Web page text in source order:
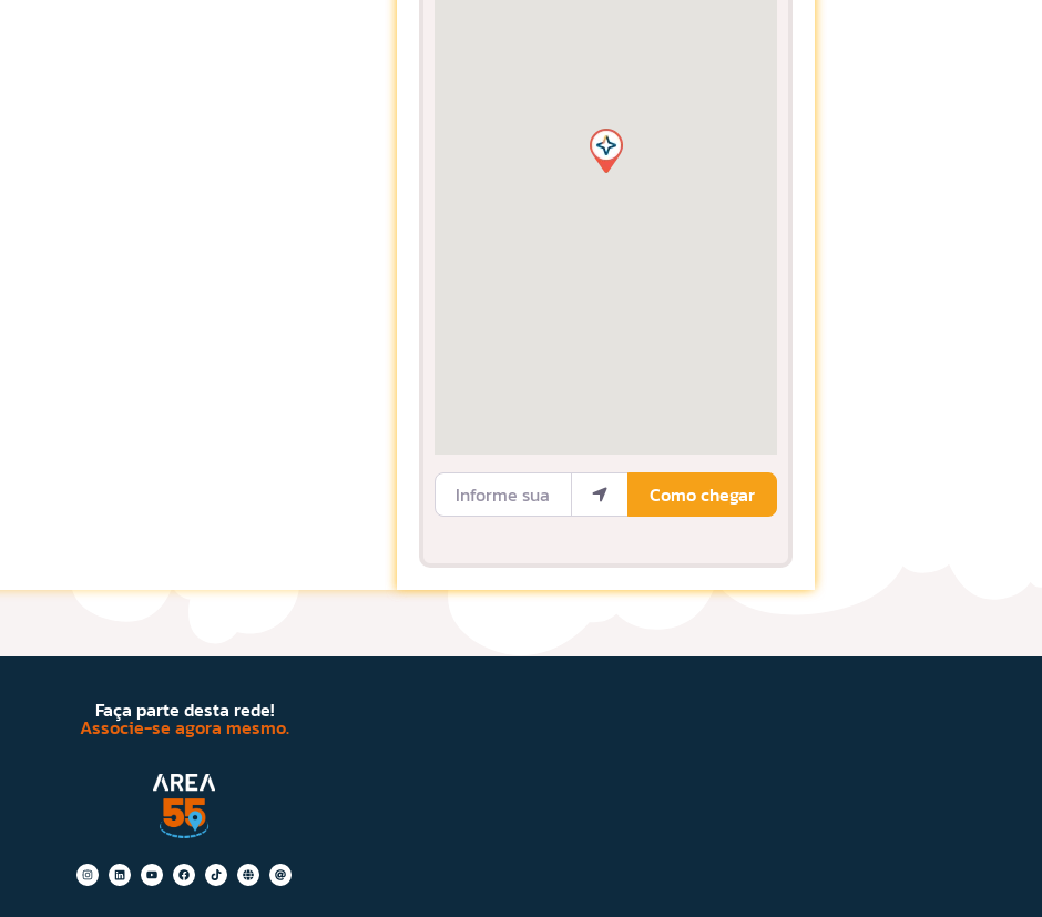
Informe sua Localização
Como chegar
Faça parte desta rede!
Associe-se agora mesmo.